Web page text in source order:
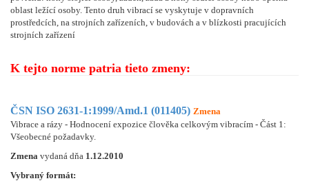
oblast ležící osoby. Tento druh vibrací se vyskytuje v dopravních
prostředcích, na strojních zařízeních, v budovách a v blízkosti pracujících
strojních zařízení
K tejto norme patria tieto zmeny:
ČSN ISO 2631-1:1999/Amd.1 (011405) Zmena
Vibrace a rázy - Hodnocení expozice člověka celkovým vibracím - Část 1:
Všeobecné požadavky.
Zmena vydaná dňa 1.12.2010
Vybraný formát: